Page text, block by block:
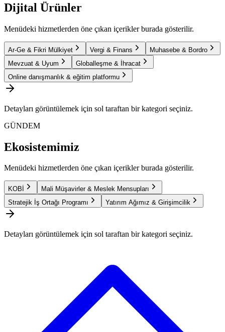
Dijital Ürünler
Menüdeki hizmetlerden öne çıkan içerikler burada gösterilir.
Ar-Ge & Fikri Mülkiyet Vergi & Finans
Muhasebe & Bordro
Mevzuat & Uyum
Globalleşme & İhracat
Online danışmanlık & eğitim platformu
Detayları görüntülemek için sol taraftan bir kategori seçiniz.
GÜNDEM
Ekosistemimiz
Menüdeki hizmetlerden öne çıkan içerikler burada gösterilir.
KOBİ
Mali Müşavirler & Meslek Mensupları
Stratejik İş Ortağı Programı
Yatırım Ağımız & Girişimcilik
Detayları görüntülemek için sol taraftan bir kategori seçiniz.